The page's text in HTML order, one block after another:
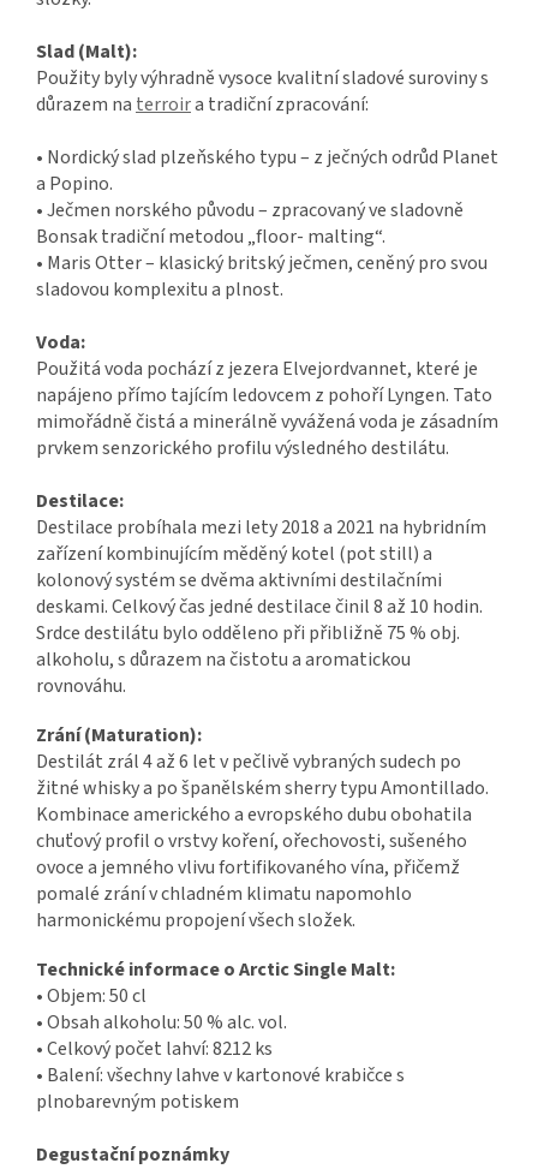
Slad (Malt):
Použity byly výhradně vysoce kvalitní sladové suroviny s
důrazem na terroira tradiční zpracování:
• Nordický slad plzeňského typu – z ječných odrůd Planet
a Popino.
• Ječmen norského původu – zpracovaný ve sladovně
Bonsak tradiční metodou „floor- malting“.
• Maris Otter – klasický britský ječmen, ceněný pro svou
sladovou komplexitu a plnost.
Voda:
Použitá voda pochází z jezera Elvejordvannet, které je
napájeno přímo tajícím ledovcem z pohoří Lyngen. Tato
mimořádně čistá a minerálně vyvážená voda je zásadním
prvkem senzorického profilu výsledného destilátu.
Destilace:
Destilace probíhala mezi lety 2018 a 2021 na hybridním
zařízení kombinujícím měděný kotel (pot still) a
kolonový systém se dvěma aktivními destilačními
deskami. Celkový čas jedné destilace činil 8 až 10 hodin.
Srdce destilátu bylo odděleno při přibližně 75 % obj.
alkoholu, s důrazem na čistotu a aromatickou
rovnováhu.
Zrání (Maturation):
Destilát zrál 4 až 6 let v pečlivě vybraných sudech po
žitné whisky a po španělském sherry typu Amontillado.
Kombinace amerického a evropského dubu obohatila
chuťový profil o vrstvy koření, ořechovosti, sušeného
ovoce a jemného vlivu fortifikovaného vína, přičemž
pomalé zrání v chladném klimatu napomohlo
harmonickému propojení všech složek.
Technické informace o Arctic Single Malt:
• Objem: 50 cl
• Obsah alkoholu: 50 % alc. vol.
• Celkový počet lahví: 8212 ks
• Balení: všechny lahve v kartonové krabičce s
plnobarevným potiskem
Degustační poznámky